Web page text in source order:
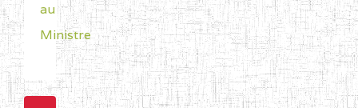
au
Ministre